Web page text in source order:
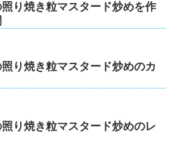
り焼き粒マスタード炒めを作
り焼き粒マスタード炒めのカ
り焼き粒マスタード炒めのレ